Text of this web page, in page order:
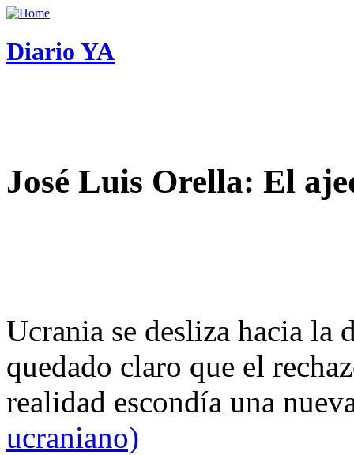
Diario YA
José Luis Orella: El
Ucrania se desliza hacia
quedado claro que el
realidad escondía una
ucraniano)